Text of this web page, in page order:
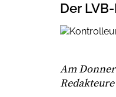
Der
Am